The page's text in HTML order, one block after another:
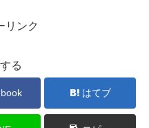
リンク
る
はてブ